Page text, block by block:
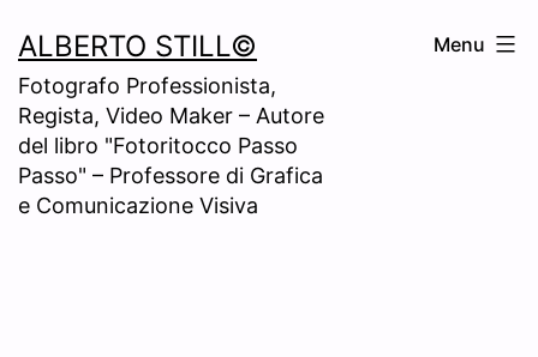
to
content
ALBERTO STILL©
Fotografo Professionista,
Regista, Video Maker – Autore
del libro "Fotoritocco Passo
Passo" – Professore di Grafica
e Comunicazione Visiva
Menu